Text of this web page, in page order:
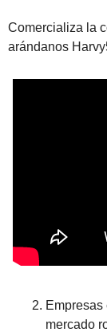
Comercializa la
arándanos
mercado